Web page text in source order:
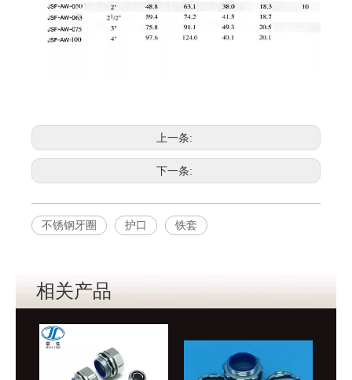
上一条:
下一条:
不锈钢牙圈 护口 铁套
相关产品